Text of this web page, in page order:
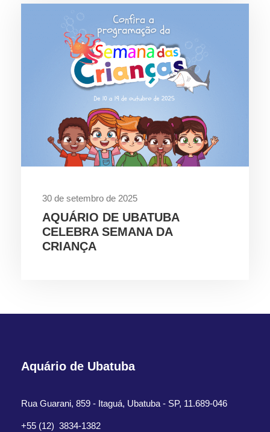
30 de setembro de 2025
AQUÁRIO DE UBATUBA
CELEBRA SEMANA DA
CRIANÇA
Aquário de Ubatuba
Rua Guarani, 859 - Itaguá, Ubatuba - SP, 11.689-046
+55 (12) 3834-1382